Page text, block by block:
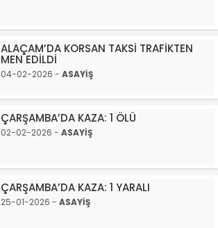
ALAÇAM’DA KORSAN TAKSİ TRAFİKTEN
MEN EDİLDİ
04-02-2026 - ASAYİŞ
ÇARŞAMBA’DA KAZA: 1 ÖLÜ
02-02-2026 - ASAYİŞ
ÇARŞAMBA’DA KAZA: 1 YARALI
25-01-2026 - ASAYİŞ